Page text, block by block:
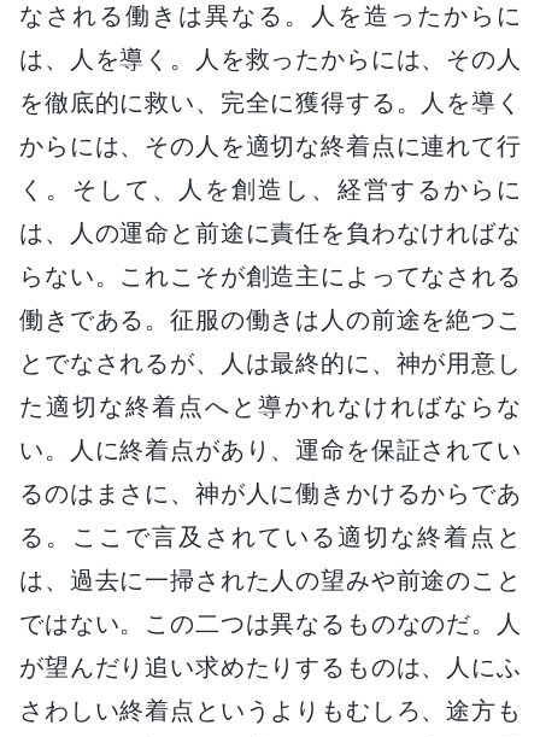
なされる働きは異なる。人を造ったからに
は、人を導く。人を救ったからには、その人
を徹底的に救い、完全に獲得する。人を導く
からには、その人を適切な終着点に連れて行
く。そして、人を創造し、経営するからに
は、人の運命と前途に責任を負わなければな
らない。これこそが創造主によってなされる
働きである。征服の働きは人の前途を絶つこ
とでなされるが、人は最終的に、神が用意し
た適切な終着点へと導かれなければならな
い。人に終着点があり、運命を保証されてい
るのはまさに、神が人に働きかけるからであ
る。ここで言及されている適切な終着点と
は、過去に一掃された人の望みや前途のこと
ではない。この二つは異なるものなのだ。人
が望んだり追い求めたりするものは、人にふ
さわしい終着点というよりもむしろ、途方も